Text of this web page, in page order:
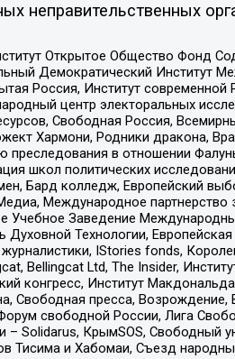
неправительственных
Открытое Общество Фонд
Демократический Институт
Россия, Институт
центр электоральных
Свободная Россия,
Хармони, Родники дракона,
преследования в отношении
школ политических
Бард колледж, Европейский
Международное партнерство
Учебное Заведение
Духовной Технологии,
IStories fonds,
Bellingcat Ltd, The Insider,
конгресс, Институт
пресса, Возрождение,
свободной России, Лига
Solidarus, КрымSOS, Свободный
Тисима и Хабомаи, Съезд